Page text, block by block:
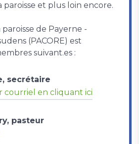
paroisse et plus loin encore.
paroisse de Payerne -
(PACORE) est
suivant.es :
secrétaire
courriel en cliquant ici
pasteur